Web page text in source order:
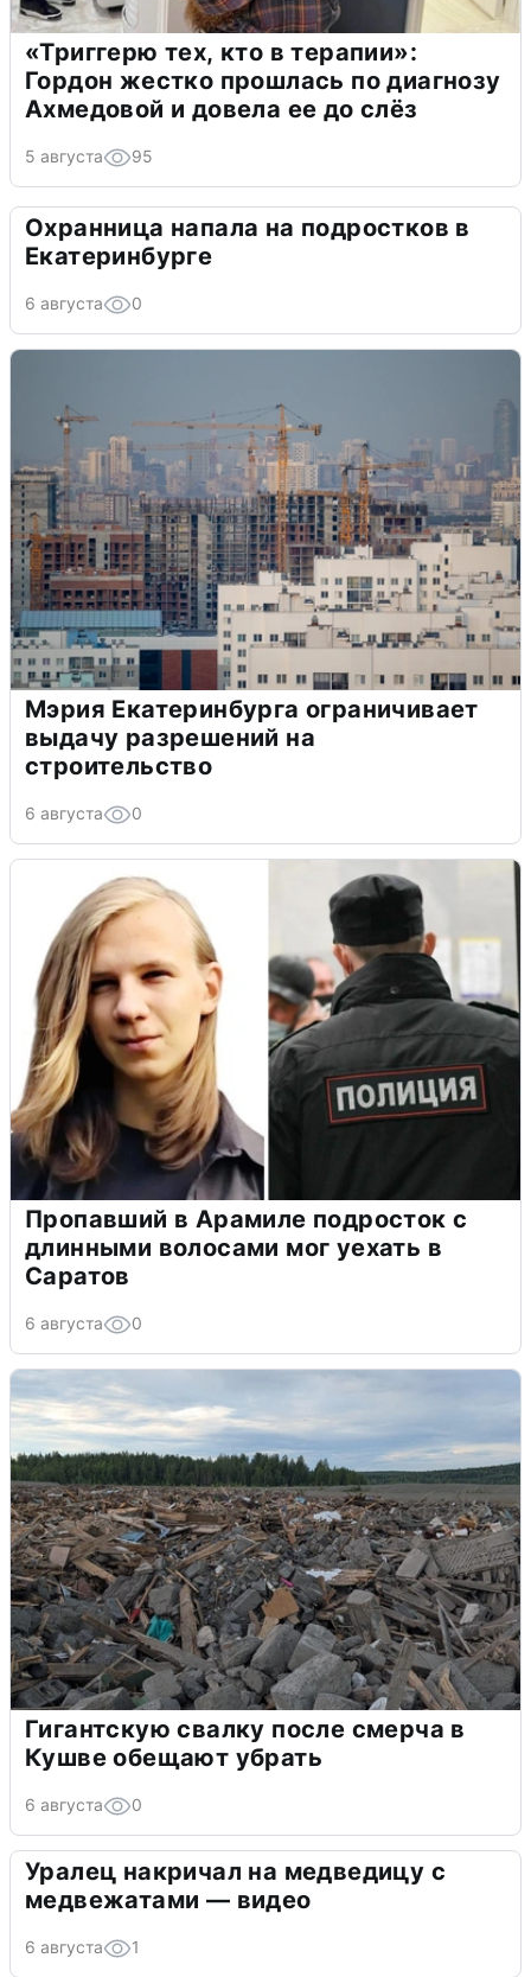
«Триггерю тех, кто в терапии»:
Гордон жестко прошлась по диагнозу
Ахмедовой и довела ее до слёз
5 августа 95
Охранница напала на подростков в
Екатеринбурге
6 августа 0
Мэрия Екатеринбурга ограничивает
выдачу разрешений на
строительство
6 августа 0
Пропавший в Арамиле подросток с
длинными волосами мог уехать в
Саратов
6 августа 0
Гигантскую свалку после смерча в
Кушве обещают убрать
6 августа 0
Уралец накричал на медведицу с
медвежатами — видео
6 августа 1